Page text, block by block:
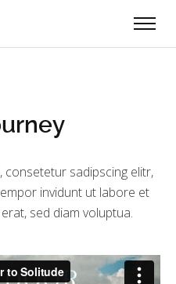
sadipscing elitr,
invidunt ut labore et
sed diam voluptua.